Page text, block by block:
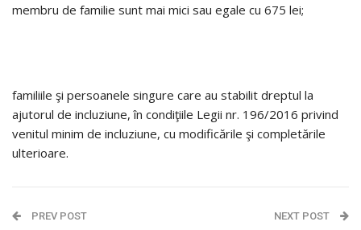
membru de familie sunt mai mici sau egale cu 675 lei;
familiile şi persoanele singure care au stabilit dreptul la
ajutorul de incluziune, în condiţiile Legii nr. 196/2016 privind
venitul minim de incluziune, cu modificările şi completările
ulterioare.
PREV POST NEXT POST